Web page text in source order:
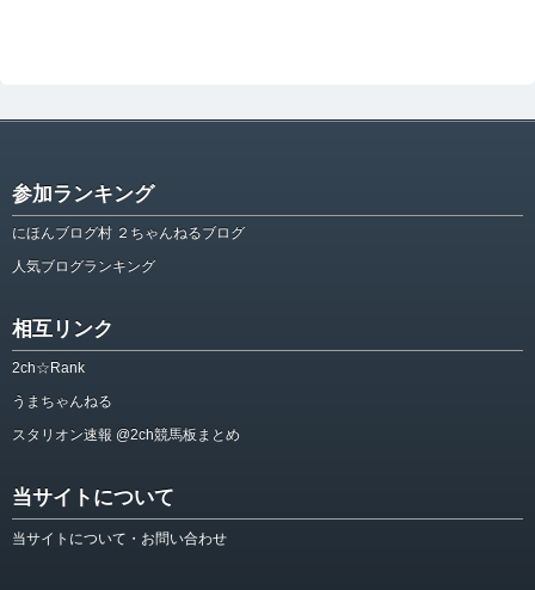
参加ランキング
にほんブログ村 ２ちゃんねるブログ
人気ブログランキング
相互リンク
2ch☆Rank
うまちゃんねる
スタリオン速報 @2ch競馬板まとめ
当サイトについて
当サイトについて・お問い合わせ